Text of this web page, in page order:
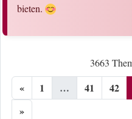
bieten.
3663
« 1 … 41 42
»